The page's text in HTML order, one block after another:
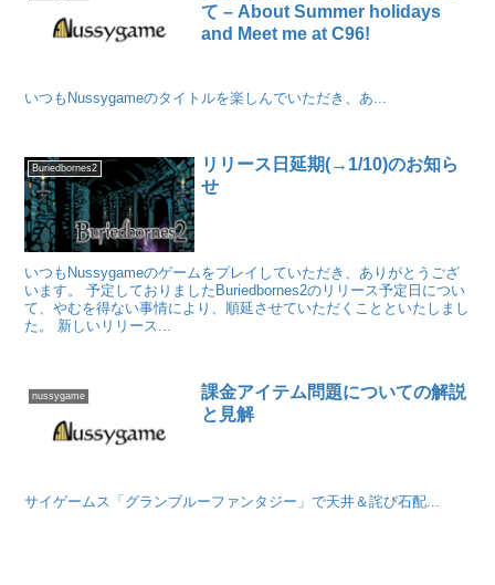
て – About Summer holidays
and Meet me at C96!
いつもNussygameのタイトルを楽しんでいただき、あ...
Buriedbornes2
リリース日延期(→1/10)のお知ら
せ
いつもNussygameのゲームをプレイしていただき、ありがとうござ
います。 予定しておりましたBuriedbornes2のリリース予定日につい
て、やむを得ない事情により、順延させていただくことといたしまし
た。 新しいリリース...
nussygame
課金アイテム問題についての解説
と見解
サイゲームス「グランブルーファンタジー」で天井＆詫び石配...